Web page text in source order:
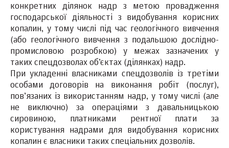
конкретних ділянок надр з метою провадження
господарської діяльності з видобування корисних
копалин, у тому числі під час геологічного вивчення
(або геологічного вивчення з подальшою дослідно-
промисловою розробкою) у межах зазначених у
таких спецдозволах об’єктах (ділянках) надр.
При укладенні власниками спецдозволів із третіми
особами договорів на виконання робіт (послуг),
пов’язаних із використанням надр, у тому числі (але
не виключно) за операціями з давальницькою
сировиною, платниками рентної плати за
користування надрами для видобування корисних
копалин є власники таких спеціальних дозволів.